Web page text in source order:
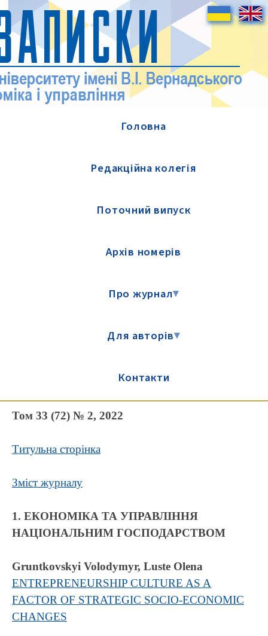
Головна
Редакційна колегія
Поточний випуск
Архів номерів
Про журнал▾
Для авторів▾
Контакти
Том 33 (72) № 2, 2022
Титульна сторінка
Зміст журналу
1. ЕКОНОМІКА ТА УПРАВЛІННЯ
НАЦІОНАЛЬНИМ ГОСПОДАРСТВОМ
Gruntkovskyi Volodymyr, Luste Olena
ENTREPRENEURSHIP CULTURE AS A
FACTOR OF STRATEGIC SOCIO-ECONOMIC
CHANGES